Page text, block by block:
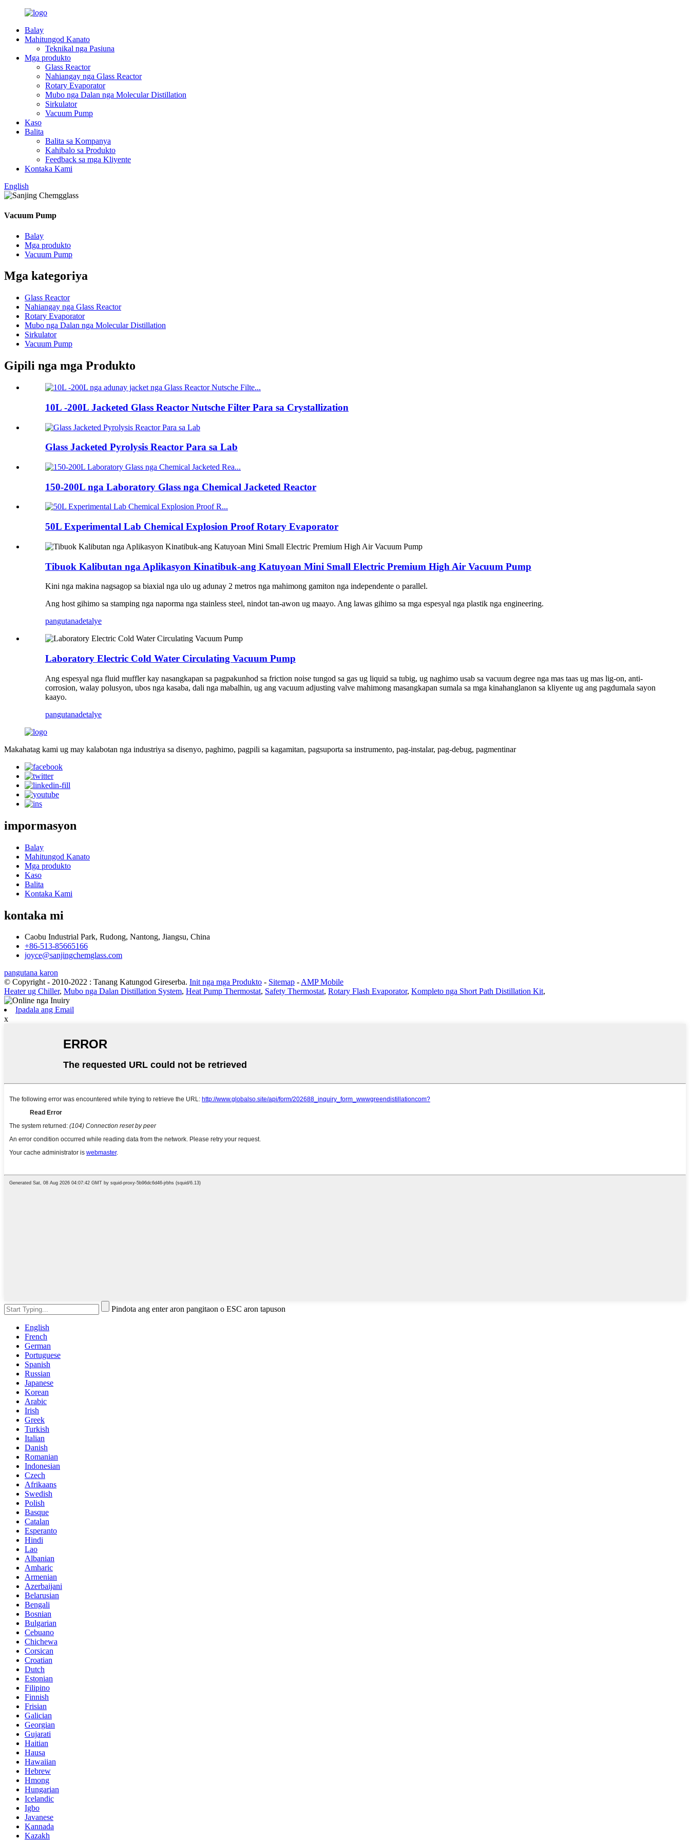
Balay
Mahitungod Kanato
Teknikal nga Pasiuna
Mga produkto
Glass Reactor
Nahiangay nga Glass Reactor
Rotary Evaporator
Mubo nga Dalan nga Molecular Distillation
Sirkulator
Vacuum Pump
Kaso
Balita
Balita sa Kompanya
Kahibalo sa Produkto
Feedback sa mga Kliyente
Kontaka Kami
English
Vacuum Pump
Balay
Mga produkto
Vacuum Pump
Mga kategoriya
Glass Reactor
Nahiangay nga Glass Reactor
Rotary Evaporator
Mubo nga Dalan nga Molecular Distillation
Sirkulator
Vacuum Pump
Gipili nga mga Produkto
10L -200L Jacketed Glass Reactor Nutsche Filter Para sa Crystallization
Glass Jacketed Pyrolysis Reactor Para sa Lab
150-200L nga Laboratory Glass nga Chemical Jacketed Reactor
50L Experimental Lab Chemical Explosion Proof Rotary Evaporator
Tibuok Kalibutan nga Aplikasyon Kinatibuk-ang Katuyoan Mini Small Electric Premium High Air Vacuum Pump
Kini nga makina nagsagop sa biaxial nga ulo ug adunay 2 metros nga mahimong gamiton nga independente o parallel.
Ang host gihimo sa stamping nga naporma nga stainless steel, nindot tan-awon ug maayo. Ang lawas gihimo sa mga espesyal nga plastik nga engineering.
pangutanadetalye
Laboratory Electric Cold Water Circulating Vacuum Pump
Ang espesyal nga fluid muffler kay nasangkapan sa pagpakunhod sa friction noise tungod sa gas ug liquid sa tubig, ug naghimo usab sa vacuum degree nga mas taas ug mas lig-on, anti-
corrosion, walay polusyon, ubos nga kasaba, dali nga mabalhin, ug ang vacuum adjusting valve mahimong masangkapan sumala sa mga kinahanglanon sa kliyente ug ang pagdumala sayon ​​
kaayo.
pangutanadetalye
Makahatag kami ug may kalabotan nga industriya sa disenyo, paghimo, pagpili sa kagamitan, pagsuporta sa instrumento, pag-instalar, pag-debug, pagmentinar
impormasyon
Balay
Mahitungod Kanato
Mga produkto
Kaso
Balita
Kontaka Kami
kontaka mi
Caobu Industrial Park, Rudong, Nantong, Jiangsu, China
+86-513-85665166
joyce@sanjingchemglass.com
pangutana karon
© Copyright - 2010-2022 : Tanang Katungod Gireserba. Init nga mga Produkto - Sitemap -AMP Mobile
Heater ug Chiller, Mubo nga Dalan Distillation System, Heat Pump Thermostat, Safety Thermostat, Rotary Flash Evaporator, Kompleto nga Short Path Distillation Kit,
Ipadala ang Email
x
Pindota ang enter aron pangitaon o ESC aron tapuson
English
French
German
Portuguese
Spanish
Russian
Japanese
Korean
Arabic
Irish
Greek
Turkish
Italian
Danish
Romanian
Indonesian
Czech
Afrikaans
Swedish
Polish
Basque
Catalan
Esperanto
Hindi
Lao
Albanian
Amharic
Armenian
Azerbaijani
Belarusian
Bengali
Bosnian
Bulgarian
Cebuano
Chichewa
Corsican
Croatian
Dutch
Estonian
Filipino
Finnish
Frisian
Galician
Georgian
Gujarati
Haitian
Hausa
Hawaiian
Hebrew
Hmong
Hungarian
Icelandic
Igbo
Javanese
Kannada
Kazakh